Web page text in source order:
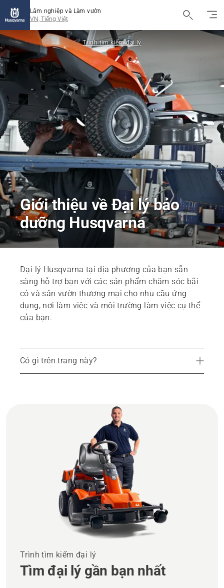
Lâm nghiệp và Làm vườn
VN, Tiếng Việt
Trình tìm kiếm đại lý
Giới thiệu về Đại lý bảo
dưỡng Husqvarna
Đại lý Husqvarna tại địa phương của bạn sẵn
sàng hỗ trợ bạn với các sản phẩm chăm sóc bãi
cỏ và sân vườn thương mại cho nhu cầu ứng
dụng, nơi làm việc và môi trường làm việc cụ thể
của bạn.
Có gì trên trang này?
Tìm đại lý tại địa phương của bạn
Trình tìm kiếm đại lý
Tìm đại lý gần bạn nhất